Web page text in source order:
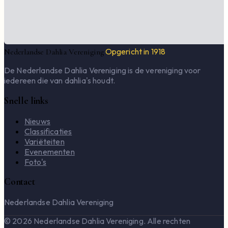
Nederlandse Dahlia VerenigingOpgericht in 1918
De Nederlandse Dahlia Vereniging is de vereniging voor
iedereen die van dahlia's houdt.
Snelle links
Nieuws
Classificaties
Variëteiten
Evenementen
Foto's
Contact
Nederlandse Dahlia Vereniging
© 2026 Nederlandse Dahlia Vereniging. Alle rechten